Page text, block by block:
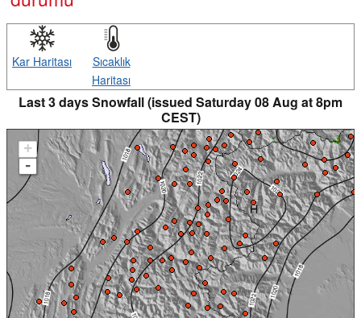
Kar Haritası
Sıcaklık
Haritası
Last 3 days Snowfall (issued Saturday 08 Aug at 8pm
CEST)
+
-